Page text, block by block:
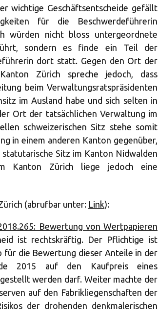
wichtige Geschäftsentscheide gefällt
für die Beschwerdeführerin
würden nicht bloss untergeordnete
sondern es finde ein Teil der
dort statt. Gegen den Ort der
Zürich spreche jedoch, dass
beim Verwaltungsratspräsidenten
im Ausland habe und sich selten in
Ort der tatsächlichen Verwaltung im
schweizerischen Sitz stehe somit
in einem anderen Kanton gegenüber,
Sitz im Kanton Nidwalden
Kanton Zürich liege jedoch eine
(abrufbar unter: Link):
Bewertung von Wertpapieren
ist rechtskräftig. Der Pflichtige ist
für die Bewertung dieser Anteile in der
2015 auf den Kaufpreis eines
werden darf. Weiter machte der
auf den Fabrikliegenschaften der
der drohenden denkmalerischen